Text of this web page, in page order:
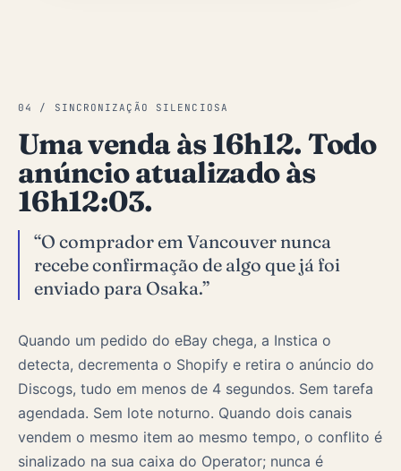
04 / SINCRONIZAÇÃO SILENCIOSA
Uma venda às 16h12. Todo
anúncio atualizado às
16h12:03.
“O comprador em Vancouver nunca
recebe confirmação de algo que já foi
enviado para Osaka.”
Quando um pedido do eBay chega, a Instica o
detecta, decrementa o Shopify e retira o anúncio do
Discogs, tudo em menos de 4 segundos. Sem tarefa
agendada. Sem lote noturno. Quando dois canais
vendem o mesmo item ao mesmo tempo, o conflito é
sinalizado na sua caixa do Operator; nunca é